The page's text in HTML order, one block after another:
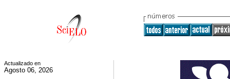
Actualizado en
Agosto 06, 2026